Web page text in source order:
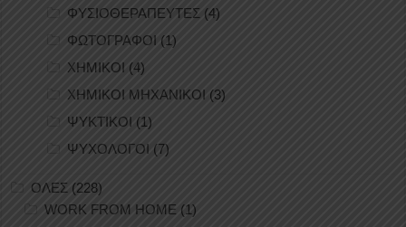
ΦΥΣΙΟΘΕΡΑΠΕΥΤΕΣ (4)
ΦΩΤΟΓΡΑΦΟΙ (1)
ΧΗΜΙΚΟΙ (4)
ΧΗΜΙΚΟΙ ΜΗΧΑΝΙΚΟΙ (3)
ΨΥΚΤΙΚΟΙ (1)
ΨΥΧΟΛΟΓΟΙ (7)
ΟΛΕΣ (228)
WORK FROM HOME (1)